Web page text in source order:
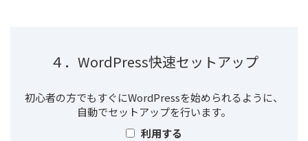
４．WordPress快速セットアップ
初心者の方でもすぐにWordPressを始められるように、
自動でセットアップを行います。
利用する